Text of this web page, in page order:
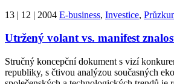
13 | 12 | 2004 E-business, Investice,
Utržený volant vs. manifest
Stručný koncepční dokument s vizí
republiky, s čtivou analýzou současných